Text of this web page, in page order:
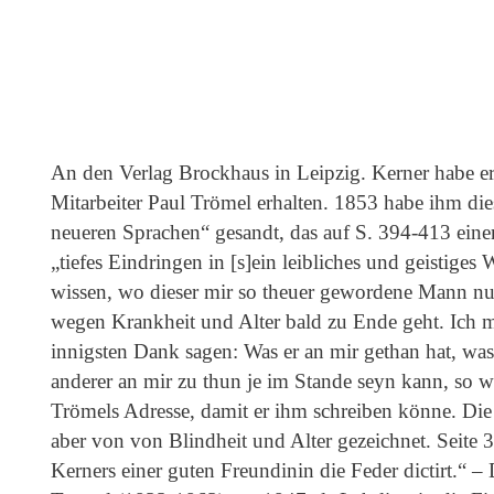
An den Verlag Brockhaus in Leipzig. Kerner habe
Mitarbeiter Paul Trömel erhalten. 1853 habe ihm
neueren Sprachen“ gesandt, das auf S. 394-413
„tiefes Eindringen in [s]ein leibliches und geistiges
wissen, wo dieser mir so theuer gewordene Mann
wegen Krankheit und Alter bald zu Ende geht. Ich
innigsten Dank sagen: Was er an mir gethan hat,
anderer an mir zu thun je im Stande seyn kann,
Trömels Adresse, damit er ihm schreiben könne.
aber von von Blindheit und Alter gezeichnet. Seite
Kerners einer guten Freundinin die Feder dictirt.“